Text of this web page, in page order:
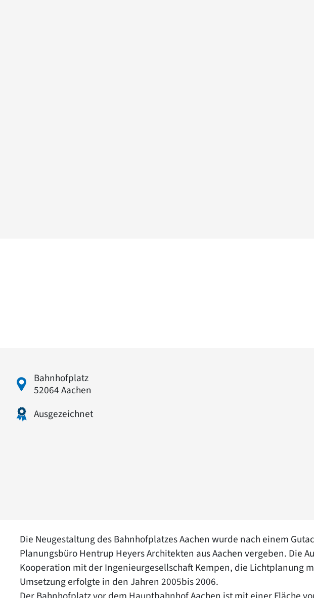
Bahnhofplatz
52064 Aachen
Ausgezeichnet
Die Neugestaltung des Bahnhofplatzes Aachen wurde nach einem
Planungsbüro Hentrup Heyers Architekten aus Aachen vergeben. Die
Kooperation mit der Ingenieurgesellschaft Kempen, die Lichtplanung
Umsetzung erfolgte in den Jahren 2005bis 2006.